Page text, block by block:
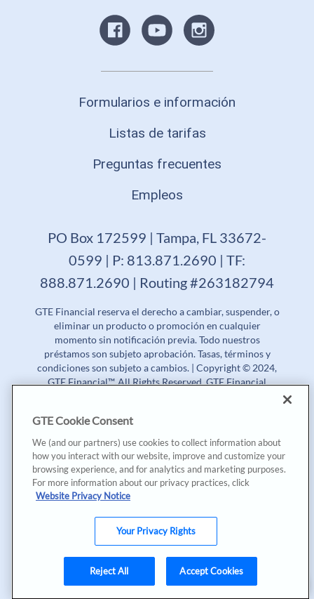
Formularios e información
Listas de tarifas
Preguntas frecuentes
Empleos
PO Box 172599 | Tampa, FL 33672-
0599 | P: 813.871.2690 | TF:
888.871.2690 | Routing #263182794
GTE Financial reserva el derecho a cambiar, suspender, o
eliminar un producto o promoción en cualquier
momento sin notificación previa. Todo nuestros
préstamos son subjeto aprobación. Tasas, términos y
condiciones son subjeto a cambios. | Copyright © 2024,
GTE Financial™. All Rights Reserved. GTE Financial
Tasa Porcentual Anual (APR) | Tasa de Rendimiento
Aunque GTE Financial principalmente ofrece sus
productos y servicios en inglés, nosotros estamos muy
contentos en proveer nuestra página de internet en
español, además de algunas de las campañas de
mercadeo y contenido especial en español. Tenga en
cuenta que la información de sus cuentas, documentos
de préstamos, y divulgaciones serán mayormente en
inglés. Conozca más sobre nuestro camino
GTE Cookie Consent
We (and our partners) use cookies to collect information about
how you interact with our website, improve and customize your
browsing experience, and for analytics and marketing purposes.
For more information about our privacy practices, click
Website Privacy Notice
Your Privacy Rights
Reject All Accept Cookies